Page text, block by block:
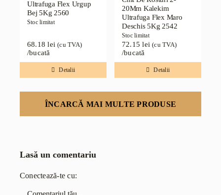
Ultrafuga Flex Urgup
Bej 5Kg 2560
Stoc limitat
68.18lei (cu TVA)
/bucată
Detalii
20Mm Kalekim
Ultrafuga Flex Maro
Deschis 5Kg 2542
Stoc limitat
72.15lei (cu TVA)
/bucată
Detalii
ÎNCARCĂ MAI MULTE PRODUSE
Lasă un comentariu
Conectează-te cu:
Comentariu